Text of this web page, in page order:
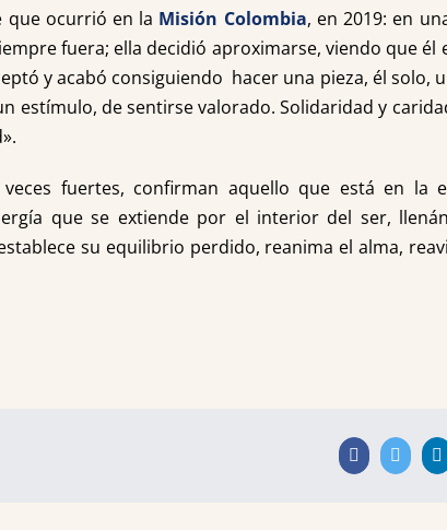
que ocurrió en la Misión Colombia, en 2019: en
fuera; ella decidió aproximarse, viendo que él
y acabó consiguiendo hacer una pieza, él solo,
estímulo, de sentirse valorado. Solidaridad y
fuertes, confirman aquello que está en la
que se extiende por el interior del ser,
su equilibrio perdido, reanima el alma,
Facebook
Twitter